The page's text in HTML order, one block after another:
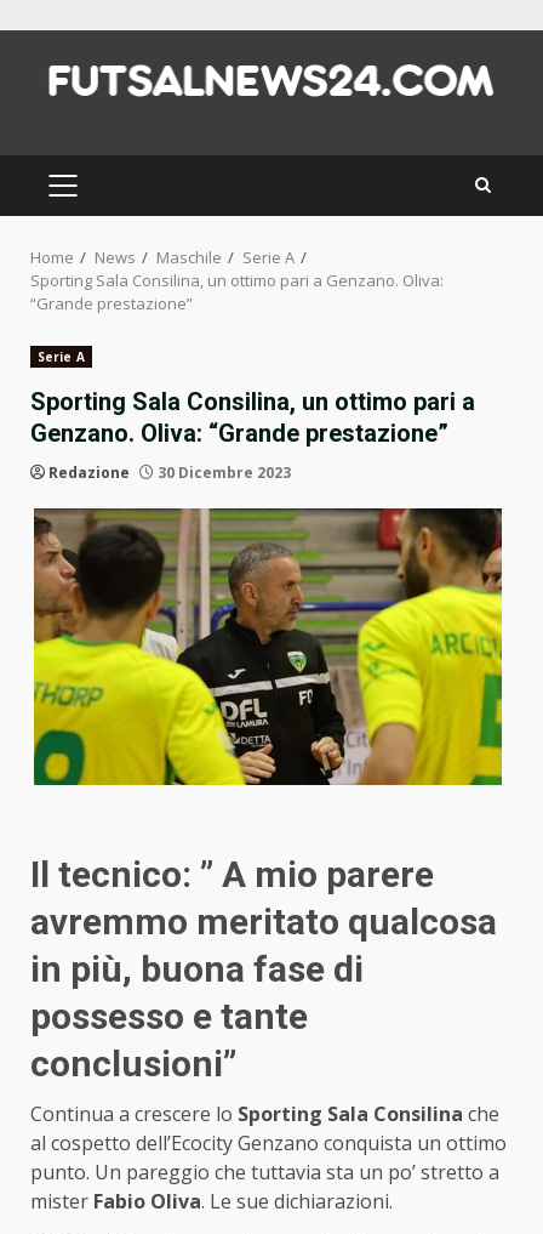
content
PRIMARY
MENU
Home News Maschile
Serie A
Sporting Sala Consilina, un ottimo pari a Genzano. Oliva:
“Grande prestazione”
Serie A
Sporting Sala Consilina, un ottimo pari a
Genzano. Oliva: “Grande prestazione”
Redazione 30 Dicembre 2023
Il tecnico: ” A mio parere
avremmo meritato qualcosa
in più, buona fase di
possesso e tante
conclusioni”
Continua a crescere lo Sporting Sala Consilina che
al cospetto dell’Ecocity Genzano conquista un ottimo
punto. Un pareggio che tuttavia sta un po’ stretto a
mister Fabio Oliva. Le sue dichiarazioni.